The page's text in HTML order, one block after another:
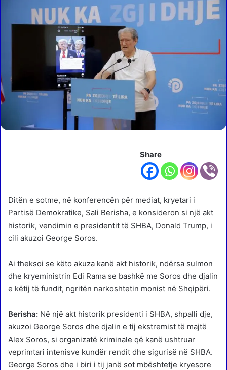
Share
Ditën e sotme, në konferencën për mediat, kryetari i
Partisë Demokratike, Sali Berisha, e konsideron si një akt
historik, vendimin e presidentit të SHBA, Donald Trump, i
cili akuzoi George Soros.
Ai theksoi se këto akuza kanë akt historik, ndërsa sulmon
dhe kryeministrin Edi Rama se bashkë me Soros dhe djalin
e këtij të fundit, ngritën narkoshtetin monist në Shqipëri.
Berisha: Në një akt historik presidenti i SHBA, shpalli dje,
akuzoi George Soros dhe djalin e tij ekstremist të majtë
Alex Soros, si organizatë kriminale që kanë ushtruar
veprimtari intenisve kundër rendit dhe sigurisë në SHBA.
George Soros dhe i biri i tij janë sot mbështetje kryesore